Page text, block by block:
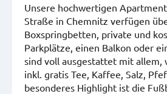
Unsere hochwertigen
Straße in Chemnitz verfügen
Boxspringbetten, private und
Parkplätze, einen Balkon oder
sind voll ausgestattet mit allem,
inkl. gratis Tee, Kaffee, Salz,
besonderes Highlight ist die